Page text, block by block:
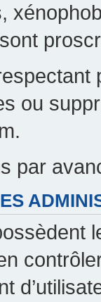
ou
par